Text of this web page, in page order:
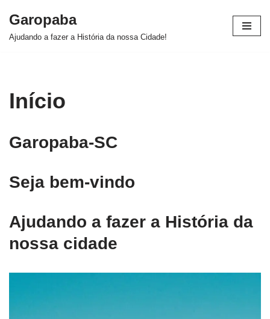
Pular
Garopaba
Ajudando a fazer a História da nossa Cidade!
Início
Garopaba-SC
Seja bem-vindo
Ajudando a fazer a História da
nossa cidade